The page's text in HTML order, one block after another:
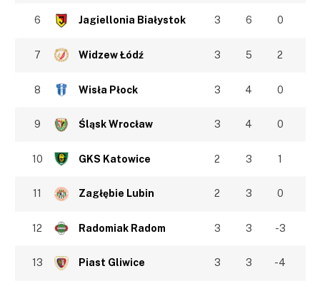
6 Jagiellonia Białystok 3 6 0
7 Widzew Łódź 3 5 2
8 Wisła Płock 3 4 0
9 Śląsk Wrocław 3 4 0
10 GKS Katowice 2 3 1
11 Zagłębie Lubin 2 3 0
12 Radomiak Radom 3 3 -3
13 Piast Gliwice 3 3 -4